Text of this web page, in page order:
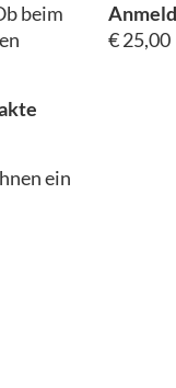
beim
ein
€ 25,00